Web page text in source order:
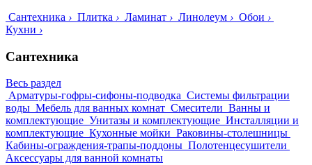
Сантехника › Плитка › Ламинат › Линолеум › Обои ›
Кухни ›
Сантехника
Весь раздел
Арматуры-гофры-сифоны-подводка Системы фильтрации
воды Мебель для ванных комнат Смесители Ванны и
комплектующие Унитазы и комплектующие Инсталляции и
комплектующие Кухонные мойки Раковины-столешницы
Кабины-ограждения-трапы-поддоны Полотенцесушители
Аксессуары для ванной комнаты